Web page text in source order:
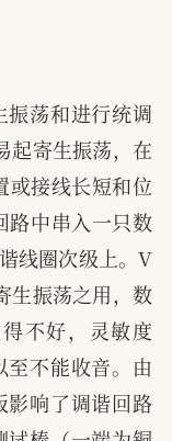
振荡和进行统调
起寄生振荡，在
或接线长短和位
路中串入一只数
线圈次级上。V
生振荡之用，数
不好，灵敏度
不能收音。由
影响了调谐回路